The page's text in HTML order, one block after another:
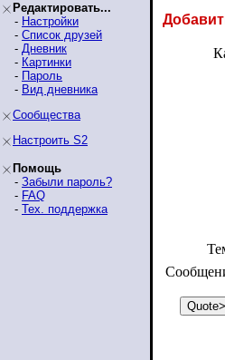
Редактировать...
- Настройки
- Список друзей
- Дневник
- Картинки
- Пароль
- Вид дневника
Сообщества
Настроить S2
Помощь
- Забыли пароль?
- FAQ
- Тех. поддержка